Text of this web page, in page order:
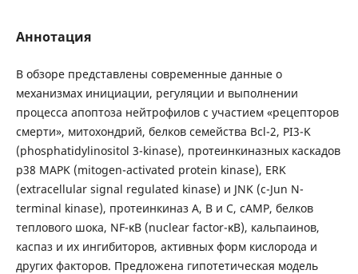
Аннотация
В обзоре представлены современные данные о
механизмах инициации, регуляции и выполнении
процесса апоптоза нейтрофилов с участием «рецепторов
смерти», митохондрий, белков семейства Bcl-2, PI3-K
(phosphatidylinositol 3-kinase), протеинкиназных каскадов
p38 MAPK (mitogen-activated protein kinase), ERK
(extracellular signal regulated kinase) и JNK (c-Jun N-
terminal kinase), протеинкиназ А, В и С, сAMP, белков
теплового шока, NF-κB (nuclear factor-κB), кальпаинов,
каспаз и их ингибиторов, активных форм кислорода и
других факторов. Предложена гипотетическая модель